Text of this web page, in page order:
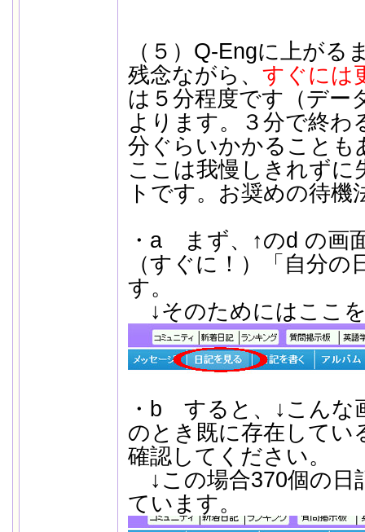
（５）Q-Engに上がる
残念ながら、 すぐには
は５分程度です（デー
よります。３分で終わ
分ぐらいかかることも
ここは我慢しきれずに
トです。お奨めの待
・a まず、↑のd の画
（すぐに！）「自分
す。
↓そのためにはここ
・b すると、↓こんな
のとき既に存在してい
確認してください。
↓この場合370個の日
ています。